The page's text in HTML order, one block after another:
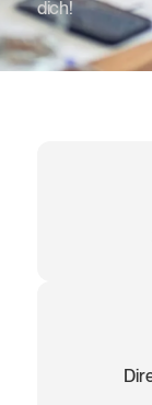
dich!